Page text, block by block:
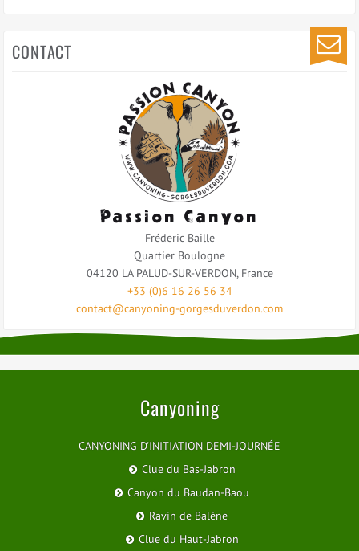
CONTACT
Passion Canyon
Fréderic Baille
Quartier Boulogne
04120 LA PALUD-SUR-VERDON, France
+33 (0)6 16 26 56 34
contact@canyoning-gorgesduverdon.com
Canyoning
CANYONING D'INITIATION DEMI-JOURNÉE
Clue du Bas-Jabron
Canyon du Baudan-Baou
Ravin de Balène
Clue du Haut-Jabron